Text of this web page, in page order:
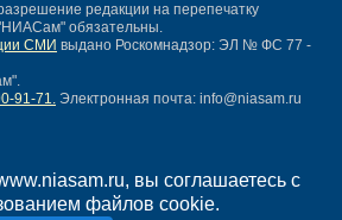
вы соглашаетесь с
файлов cookie.
редакции на перепечатку
обязательны.
СМИ выдано Роскомнадзор: ЭЛ № ФС 77 -
91-71. Электронная почта: info@niasam.ru